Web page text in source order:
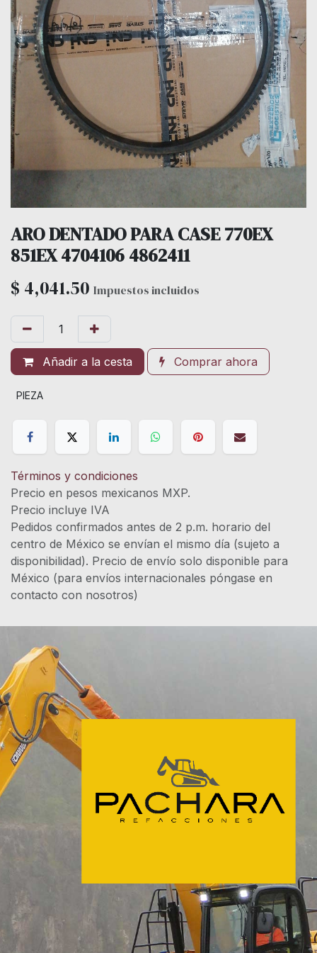
ARO DENTADO PARA CASE 770EX
851EX 4704106 4862411
$ 4,041.50 Impuestos incluidos
Añadir a la cesta Comprar ahora
PIEZA
Términos y condiciones
Precio en pesos mexicanos MXP.
Precio incluye IVA
Pedidos confirmados antes de 2 p.m. horario del
centro de México se envían el mismo día (sujeto a
disponibilidad). Precio de envío solo disponible para
México (para envíos internacionales póngase en
contacto con nosotros)